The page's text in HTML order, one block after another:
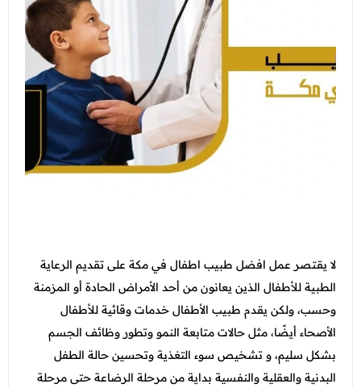
الطائف - شارع قريش
النساء والتوليد والتجميل النسائي
الطب العام و طب الطواري
الطب الاتصالي و الطب المنزلي
الاطفال
خدمات المختبر
الاشعة
عروض الجلدية والتجميل
عروض الفيلر و البوتكس
عروض البيكو واي
عروض العناية بالبشرة
عروض العناية بالشعر
عروض زوايا مكة
عروض النساء والتوليد والتجميل النسائي
عرض الكل
فحوصات العمالة الوافدة
عروض جراحات التجميل
اتصل بنا
المدونة
لا يقتصر عملافضل طبيب اطفال في مكةعلى تقديم الرعاية
الطبية للأطفال الذين يعانون من أحد الأمراض الحادة أو المزمنة
وحسب، ولكن يقدم طبيب الأطفال خدمات وقائية للأطفال
الأصحاء أيضًا، مثل حالات متابعة النمو وتطور وظائف الجسم
بشكل سليم، و تشخيص سوء التغذية وتحسين حالة الطفل
البدنية والعقلية والنفسية بداية من مرحلة الرضاعة حتى مرحلة